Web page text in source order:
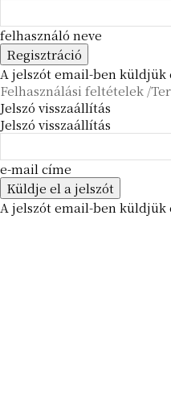
felhasználó neve
A jelszót email-ben küldjük
Felhasználási feltételek /
Jelszó visszaállítás
Jelszó visszaállítás
e-mail címe
A jelszót email-ben küldjük